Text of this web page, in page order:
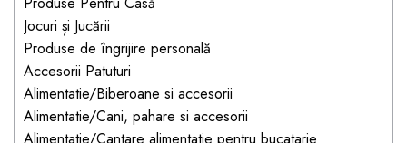
Produse de protecție
mobilier industrial
Bandă avertizare
Cărucioare copii
Accesorii Cărucioare
Set protecții copii
Scaune auto copii
Jocuri de familie sau grup
Masinute, avioane,
motociclete
Jocuri de pictura si desen
Jocuri și Jucării
Produse de îngrijire personală
Accesorii Patuturi
Alimentatie/Biberoane si accesorii
Alimentatie/Cani, pahare si accesorii